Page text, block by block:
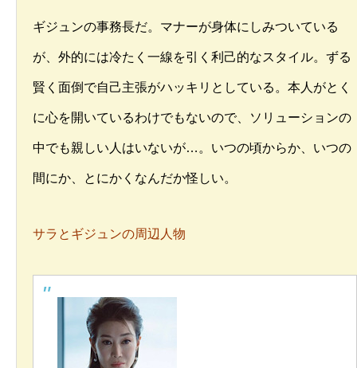
ギジュンの事務長だ。マナーが身体にしみついている
が、外的には冷たく一線を引く利己的なスタイル。ずる
賢く面倒で自己主張がハッキリとしている。本人がとく
に心を開いているわけでもないので、ソリューションの
中でも親しい人はいないが…。いつの頃からか、いつの
間にか、とにかくなんだか怪しい。
サラとギジュンの周辺人物